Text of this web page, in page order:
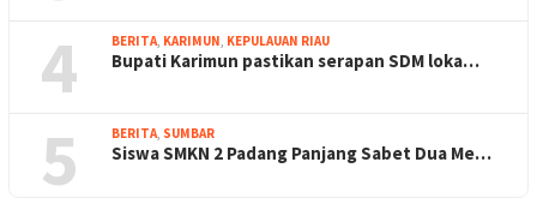
4 BERITA, KARIMUN, KEPULAUAN RIAU
Bupati Karimun pastikan serapan SDM loka…
5 BERITA, SUMBAR
Siswa SMKN 2 Padang Panjang Sabet Dua Me…